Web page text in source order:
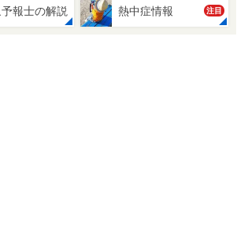
報士の解説 熱中症情報 注目